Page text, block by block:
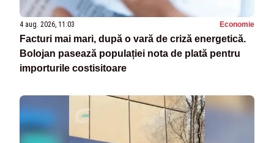
4 aug. 2026, 11:03 Economie
Facturi mai mari, după o vară de criză energetică.
Bolojan pasează populației nota de plată pentru
importurile costisitoare